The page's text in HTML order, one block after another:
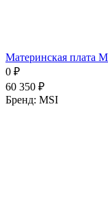
Материнская плата
0 ₽
60 350 ₽
Бренд: MSI